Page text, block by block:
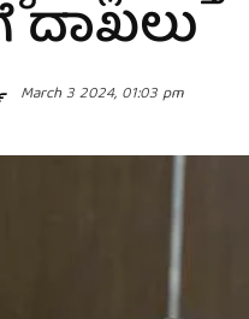
ದಾಖಲು
March 3 2024, 01:03 pm